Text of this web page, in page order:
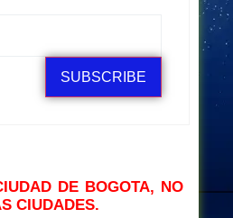
SUBSCRIBE
DE BOGOTA, NO
CIUDADES.